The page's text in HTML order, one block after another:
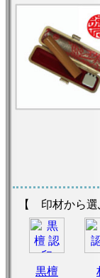
【 印材から
黒檀